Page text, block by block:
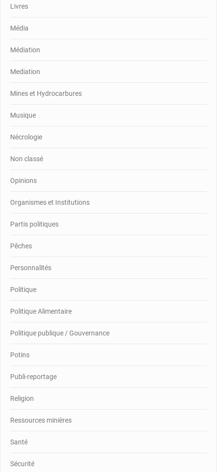
Livres
Média
Médiation
Mediation
Mines et Hydrocarbures
Musique
Nécrologie
Non classé
Opinions
Organismes et Institutions
Partis politiques
Pêches
Personnalités
Politique
Politique Alimentaire
Politique publique / Gouvernance
Potins
Publi-reportage
Religion
Ressources minières
Santé
Sécurité